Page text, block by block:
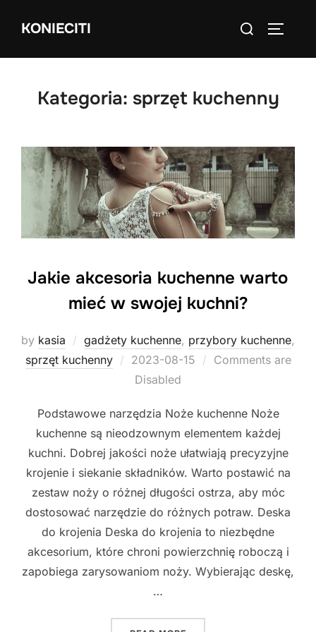
KONIECITI
Search
Kategoria: sprzęt kuchenny
Jakie akcesoria kuchenne warto
mieć w swojej kuchni?
by kasia gadżety kuchenne, przybory kuchenne,
sprzęt kuchenny
Posted
on
2023-08-15
Comments are
Disabled
Podstawowe narzędzia Noże kuchenne Noże
kuchenne są nieodzownym elementem każdej
kuchni. Dobrej jakości noże ułatwiają precyzyjne
krojenie i siekanie składników. Warto postawić na
zestaw noży o różnej długości ostrza, aby móc
dostosować narzędzie do różnych potraw. Deska
do krojenia Deska do krojenia to niezbędne
akcesorium, które chroni powierzchnię roboczą i
zapobiega zarysowaniom noży. Wybierając deskę,
…